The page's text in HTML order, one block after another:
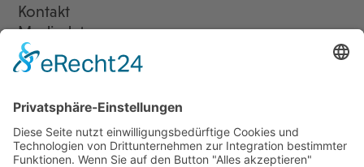
Kontakt
Mediadaten
Newsletter
LogIn
Legal
Impressum